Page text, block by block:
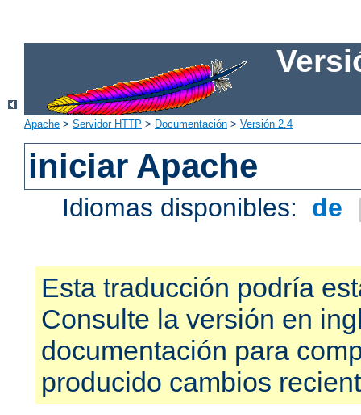
Apache > Servidor HTTP > Documentación > Versión 2.4
iniciar Apache
Idiomas disponibles: de
Esta traducción podría
Consulte la versión en
documentación para
producido cambios